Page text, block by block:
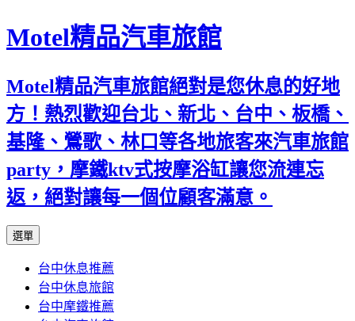
Motel精品汽車旅館
Motel精品汽車旅館絕對是您休息的好地
方！熱烈歡迎台北、新北、台中、板橋、
基隆、鶯歌、林口等各地旅客來汽車旅館
party，摩鐵ktv式按摩浴缸讓您流連忘
返，絕對讓每一個位顧客滿意。
選單
內
容
台中休息推薦
台中休息旅館
台中摩鐵推薦